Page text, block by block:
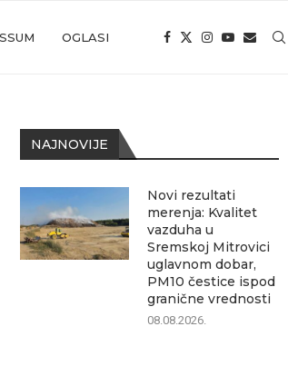
OGLASI
NAJNOVIJE
Novi rezultati
merenja: Kvalitet
vazduha u
Sremskoj Mitrovici
uglavnom dobar,
PM10 čestice ispod
granične vrednosti
08.08.2026.